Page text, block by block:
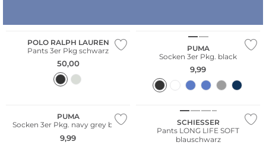
POLO RALPH LAUREN
Pants 3er Pkg schwarz
50,00
PUMA
Socken 3er Pkg. black
9,99
PUMA
Socken 3er Pkg. navy grey blue
9,99
SCHIESSER
Pants LONG LIFE SOFT
blauschwarz